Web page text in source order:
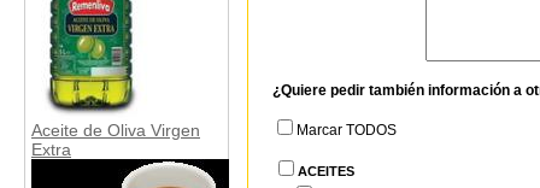
Aceite de Oliva Virgen
Extra
¿Quiere pedir también información a
Marcar TODOS
ACEITES